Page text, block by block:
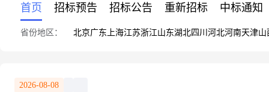
首页 招标预告 招标公告 重新招标 中标通知
省份地区： 北京广东 上海江苏浙江山东湖北四川 河北河南天津山
2026-08-08